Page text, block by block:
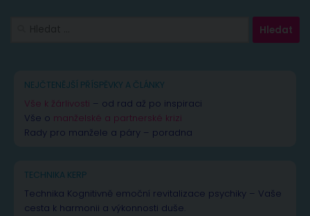
NEJČTENĚJŠÍ PŘÍSPĚVKY A ČLÁNKY
Vše k žárlivosti – od rad až po inspiraci
Vše o manželské a partnerské krizi
Rady pro manžele a páry – poradna
TECHNIKA KERP
Technika Kognitivně emoční revitalizace psychiky – Vaše
cesta k harmonii a výkonnosti duše.